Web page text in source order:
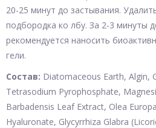
20-25 минут до застывания.
подбородка ко лбу. За 2-3 минуты
рекомендуется наносить
гели.
Состав: Diatomaceous Earth, Algin,
Tetrasodium Pyrophosphate,
Barbadensis Leaf Extract, Olea
Hyaluronate, Glycyrrhiza Glabra